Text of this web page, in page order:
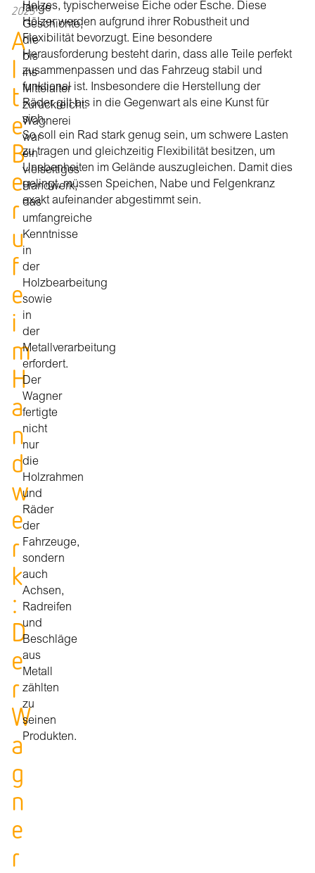
2025
A
l
t
e
B
e
r
u
f
e
i
m
H
a
n
d
w
e
r
k
:
D
e
r
W
a
g
n
e
r
lange
Geschichte,
die
bis
ins
Mittelalter
zurückreicht.
Wagnerei
war
ein
vielseitiges
Handwerk,
das
umfangreiche
Kenntnisse
in
der
Holzbearbeitung
sowie
in
der
Metallverarbeitung
erfordert.
Der
Wagner
fertigte
nicht
nur
die
Holzrahmen
und
Räder
der
Fahrzeuge,
sondern
auch
Achsen,
Radreifen
und
Beschläge
aus
Metall
zählten
zu
seinen
Produkten.
Holzes, typischerweise Eiche oder Esche. Diese
Hölzer werden aufgrund ihrer Robustheit und
Flexibilität bevorzugt. Eine besondere
Herausforderung besteht darin, dass alle Teile perfekt
zusammenpassen und das Fahrzeug stabil und
funktional ist. Insbesondere die Herstellung der
Räder gilt bis in die Gegenwart als eine Kunst für
sich.
So soll ein Rad stark genug sein, um schwere Lasten
zu tragen und gleichzeitig Flexibilität besitzen, um
Unebenheiten im Gelände auszugleichen. Damit dies
gelingt, müssen Speichen, Nabe und Felgenkranz
exakt aufeinander abgestimmt sein.